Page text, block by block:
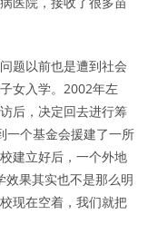
题以前也是遭到社会
女入学。2002年左
后，决定回去进行筹
一个基金会援建了一所
建立好后，一个外地
果其实也不是那么明
现在空着，我们就把